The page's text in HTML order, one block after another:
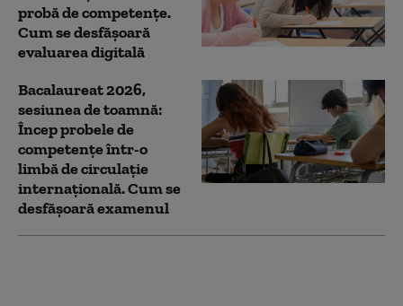
probă de competențe.
Cum se desfășoară
evaluarea digitală
Bacalaureat 2026,
sesiunea de toamnă:
Încep probele de
competențe într-o
limbă de circulație
internațională. Cum se
desfășoară examenul